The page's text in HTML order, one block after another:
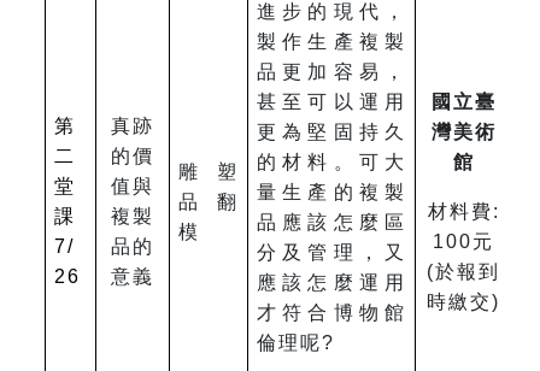
第
二
堂
課
7/
26
真跡
的價
值與
複製
品的
意義
雕塑
品翻
模
進步的現代，
製作生產複製
品更加容易，
甚至可以運用
更為堅固持久
的材料。可大
量生產的複製
品應該怎麼區
分及管理，又
應該怎麼運用
才符合博物館
倫理呢?
國立臺
灣美術
館
材料費:
100元
(於報到
時繳交)